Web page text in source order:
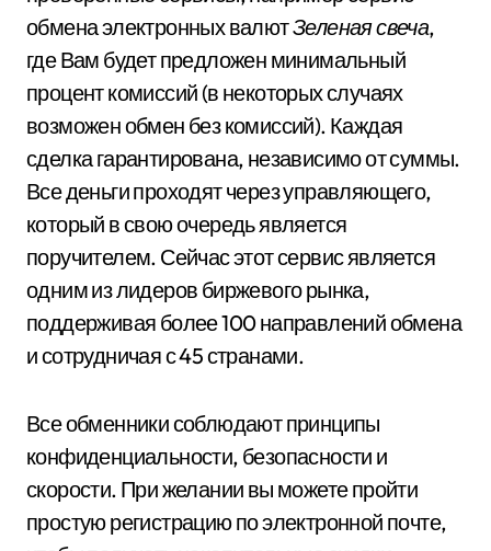
обмена электронных валютЗеленая свеча,
где Вам будет предложен минимальный
процент комиссий (в некоторых случаях
возможен обмен без комиссий). Каждая
сделка гарантирована, независимо от суммы.
Все деньги проходят через управляющего,
который в свою очередь является
поручителем. Сейчас этот сервис является
одним из лидеров биржевого рынка,
поддерживая более 100 направлений обмена
и сотрудничая с 45 странами.
Все обменники соблюдают принципы
конфиденциальности, безопасности и
скорости. При желании вы можете пройти
простую регистрацию по электронной почте,